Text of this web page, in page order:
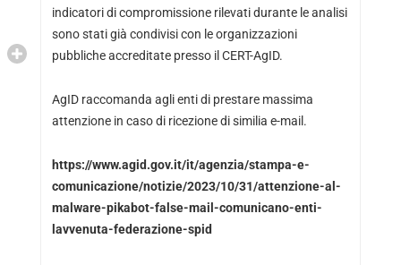
indicatori di compromissione rilevati durante le analisi
sono stati già condivisi con le organizzazioni
pubbliche accreditate presso il CERT-AgID.
AgID raccomanda agli enti di prestare massima
attenzione in caso di ricezione di similia e-mail.
https://www.agid.gov.it/it/agenzia/stampa-e-
comunicazione/notizie/2023/10/31/attenzione-al-
malware-pikabot-false-mail-comunicano-enti-
lavvenuta-federazione-spid